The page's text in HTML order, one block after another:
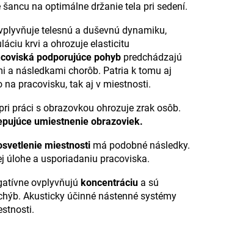
na optimálne držanie tela pri sedení.
telesnú a duševnú dynamiku,
krvi a ohrozuje elasticitu
podporujúce pohyb predchádzajú
a následkami chorôb. Patria k tomu aj
na pracovisku, tak aj v miestnosti.
práci s obrazovkou ohrozuje zrak osôb.
umiestnenie obrazoviek.
miestnosti má podobné následky.
úlohe a usporiadaniu pracoviska.
ovplyvňujú koncentráciu a sú
Akusticky účinné nástenné systémy